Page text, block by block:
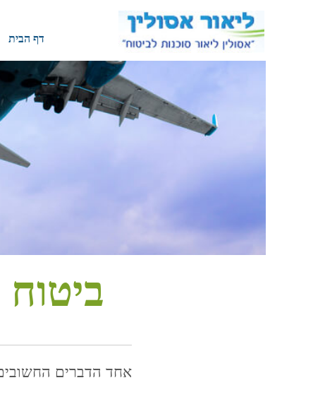
אחד הדברים
דף הבית